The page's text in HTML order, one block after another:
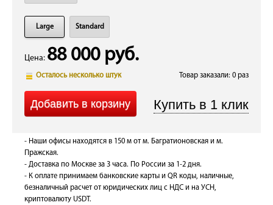
Large Standard
Цена: 88 000 руб.
Осталось несколько штук Товар заказали: 0 раз
- Наши офисы находятся в 150 м от м. Багратионовская и м.
Пражская.
- Доставка по Москве за 3 часа. По России за 1-2 дня.
- К оплате принимаем банковские карты и QR коды, наличные,
безналичный расчет от юридических лиц с НДС и на УСН,
криптовалюту USDT.